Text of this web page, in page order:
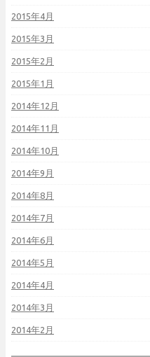
2015年4月
2015年3月
2015年2月
2015年1月
2014年12月
2014年11月
2014年10月
2014年9月
2014年8月
2014年7月
2014年6月
2014年5月
2014年4月
2014年3月
2014年2月